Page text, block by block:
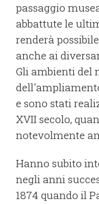
passaggio
abbattute le
renderà
anche ai
Gli ambienti del
e sono stati
XVII secolo,
notevolmente
Hanno subito
negli anni
1874 quando il